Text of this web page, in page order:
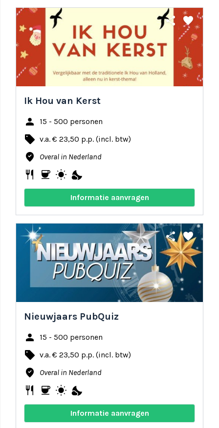
share favorite
Ik Hou van Kerst
person 15 - 500 personen
local_offer v.a. € 23,50 p.p. (incl. btw)
where_to_vote Overal in Nederland
restaurant coffee wb_sunny nights_stay
Informatie aanvragen
share favorite
Nieuwjaars PubQuiz
person 15 - 500 personen
local_offer v.a. € 23,50 p.p. (incl. btw)
where_to_vote Overal in Nederland
restaurant coffee wb_sunny nights_stay
Informatie aanvragen